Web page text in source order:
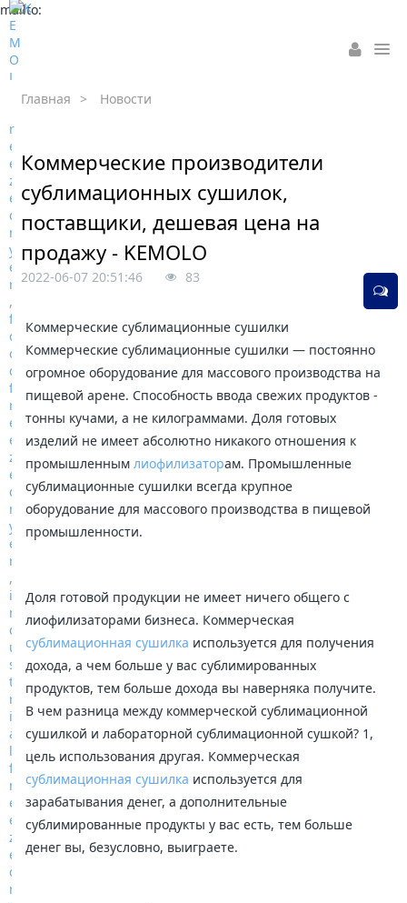
mailto:
Главная > Новости
Коммерческие производители
сублимационных сушилок,
поставщики, дешевая цена на
продажу - KEMOLO
2022-06-07 20:51:46 83
Коммерческие сублимационные сушилки
Коммерческие сублимационные сушилки — постоянно
огромное оборудование для массового производства на
пищевой арене. Способность ввода свежих продуктов -
тонны кучами, а не килограммами. Доля готовых
изделий не имеет абсолютно никакого отношения к
промышленнымлиофилизаторам. Промышленные
сублимационные сушилки всегда крупное
оборудование для массового производства в пищевой
промышленности.
Доля готовой продукции не имеет ничего общего с
лиофилизаторами бизнеса. Коммерческая
сублимационная сушилка используется для получения
дохода, а чем больше у вас сублимированных
продуктов, тем больше дохода вы наверняка получите.
В чем разница между коммерческой сублимационной
сушилкой и лабораторной сублимационной сушкой? 1,
цель использования другая. Коммерческая
сублимационная сушилка используется для
зарабатывания денег, а дополнительные
сублимированные продукты у вас есть, тем больше
денег вы, безусловно, выиграете.